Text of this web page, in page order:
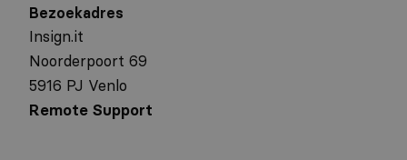
Bezoekadres
Insign.it
Noorderpoort 69
5916 PJ Venlo
Remote Support